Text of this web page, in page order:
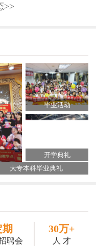
>>
毕业活动
开学典礼
大专本科毕业典礼
期
聘会
30万+
人 才